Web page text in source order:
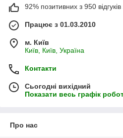
92% позитивних з 950 відгуків
Працює з 01.03.2010
м. Київ
Київ, Київ, Україна
Контакти
Сьогодні вихідний
Показати весь графік
Про нас